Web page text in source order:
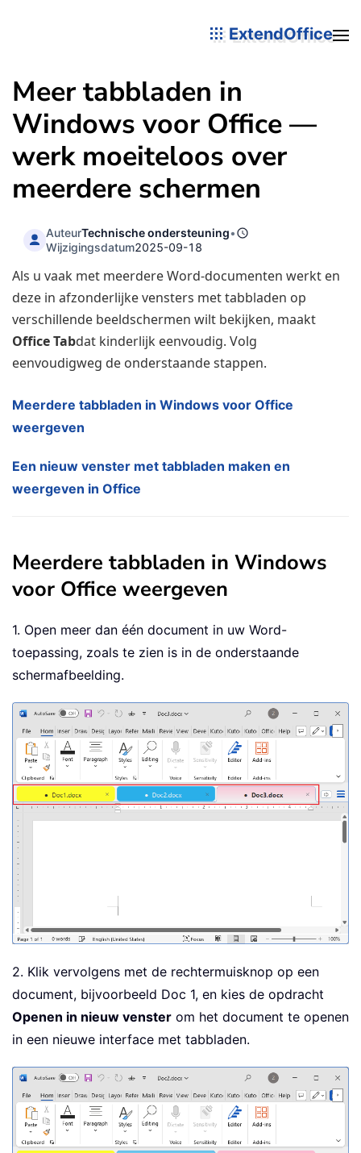
ExtendOffice
Meer tabbladen in
Windows voor Office —
werk moeiteloos over
meerdere schermen
AuteurTechnische ondersteuning•
Wijzigingsdatum2025-09-18
Als u vaak met meerdere Word-documenten werkt en
deze in afzonderlijke vensters met tabbladen op
verschillende beeldschermen wilt bekijken, maakt
Office Tabdat kinderlijk eenvoudig. Volg
eenvoudigweg de onderstaande stappen.
Meerdere tabbladen in Windows voor Office
weergeven
Een nieuw venster met tabbladen maken en
weergeven in Office
Meerdere tabbladen in Windows
voor Office weergeven
1. Open meer dan één document in uw Word-
toepassing, zoals te zien is in de onderstaande
schermafbeelding.
2. Klik vervolgens met de rechtermuisknop op een
document, bijvoorbeeld Doc 1, en kies de opdracht
Openen in nieuw venster om het document te openen
in een nieuwe interface met tabbladen.